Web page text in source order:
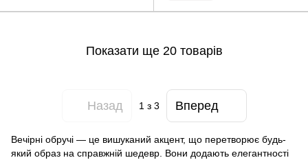
Показати ще 20 товарів
Назад 1 з 3 Вперед
Вечірні обручі — це вишуканий акцент, що перетворює будь-
який образ на справжній шедевр. Вони додають елегантності